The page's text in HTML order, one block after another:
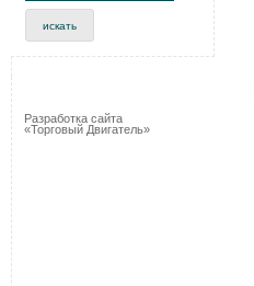
Разработка сайта
«Торговый Двигатель»